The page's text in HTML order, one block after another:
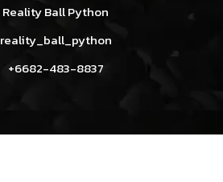
Reality Ball Python
reality_ball_python
+6682-483-8837